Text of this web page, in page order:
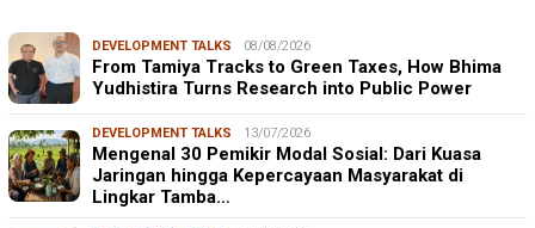
DEVELOPMENT TALKS 08/08/2026
From Tamiya Tracks to Green Taxes, How Bhima
Yudhistira Turns Research into Public Power
DEVELOPMENT TALKS 13/07/2026
Mengenal 30 Pemikir Modal Sosial: Dari Kuasa
Jaringan hingga Kepercayaan Masyarakat di
Lingkar Tamba…